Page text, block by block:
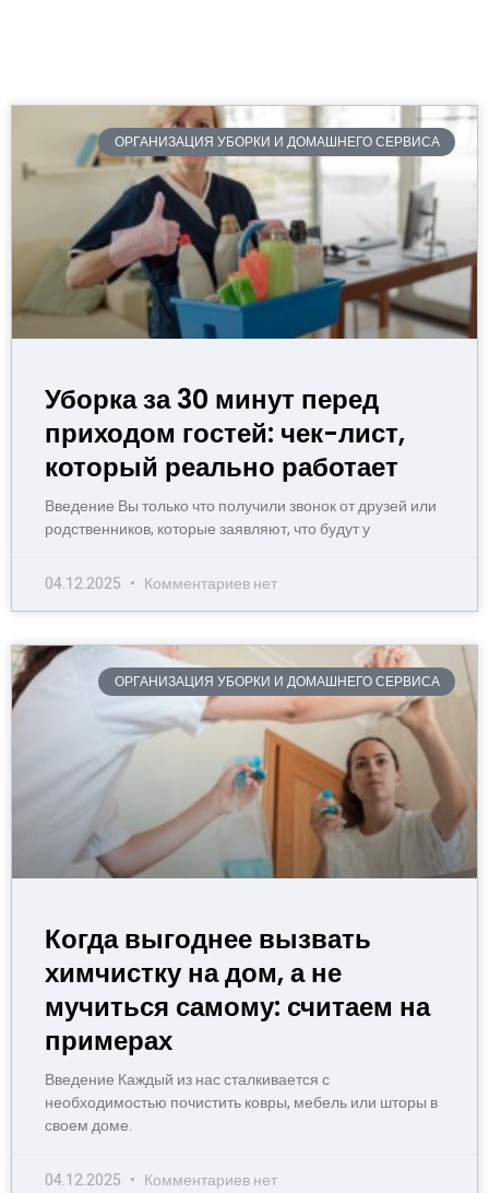
ОРГАНИЗАЦИЯ УБОРКИ И ДОМАШНЕГО СЕРВИСА
Уборка за 30 минут перед
приходом гостей: чек-лист,
который реально работает
Введение Вы только что получили звонок от друзей или
родственников, которые заявляют, что будут у
04.12.2025 Комментариев нет
ОРГАНИЗАЦИЯ УБОРКИ И ДОМАШНЕГО СЕРВИСА
Когда выгоднее вызвать
химчистку на дом, а не
мучиться самому: считаем на
примерах
Введение Каждый из нас сталкивается с
необходимостью почистить ковры, мебель или шторы в
своем доме.
04.12.2025 Комментариев нет